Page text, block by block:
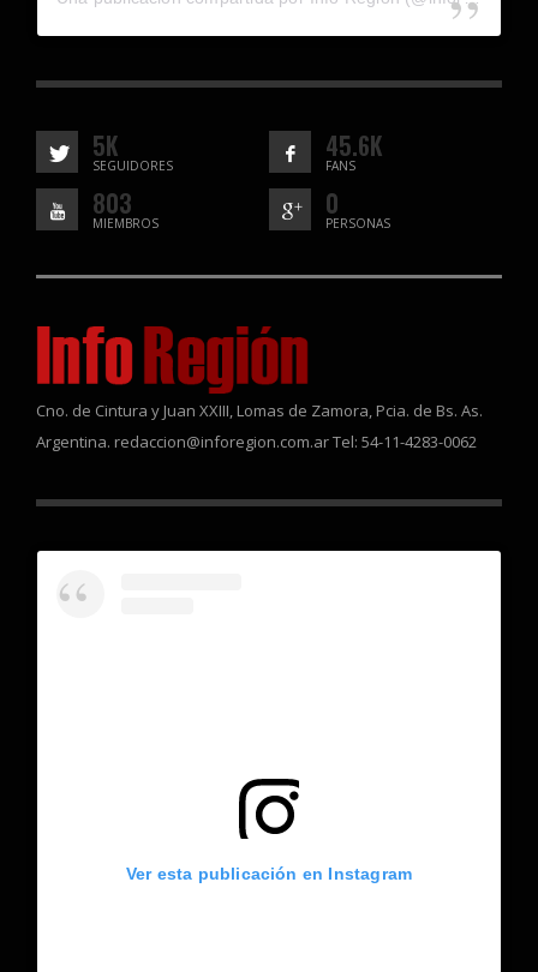
5K
SEGUIDORES
45.6K
FANS
803
MIEMBROS
0
PERSONAS
Cno. de Cintura y Juan XXIII, Lomas de Zamora, Pcia. de Bs. As.
Argentina. redaccion@inforegion.com.ar Tel: 54-11-4283-0062
Ver esta publicación en Instagram